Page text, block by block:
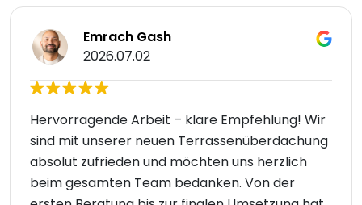
Emrach Gash
2026.07.02
Hervorragende Arbeit – klare Empfehlung! Wir
sind mit unserer neuen Terrassenüberdachung
absolut zufrieden und möchten uns herzlich
beim gesamten Team bedanken. Von der